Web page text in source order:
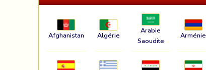
Afghanistan Algérie
Arabie
Saoudite
Arménie